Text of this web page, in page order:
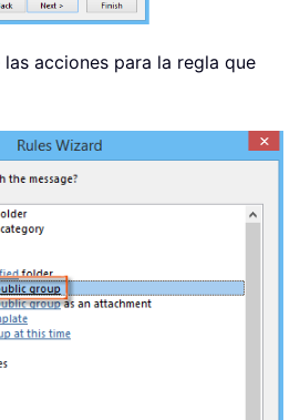
acciones para la regla que